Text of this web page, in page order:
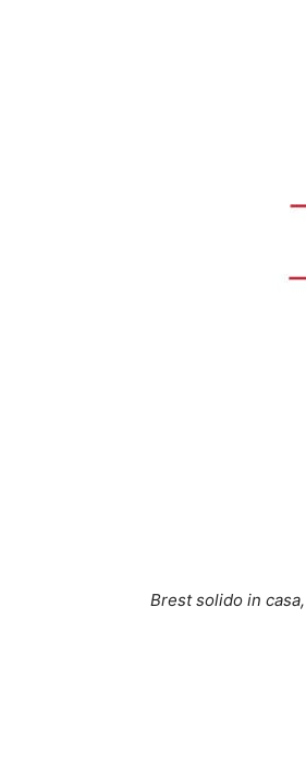
Brest solido in